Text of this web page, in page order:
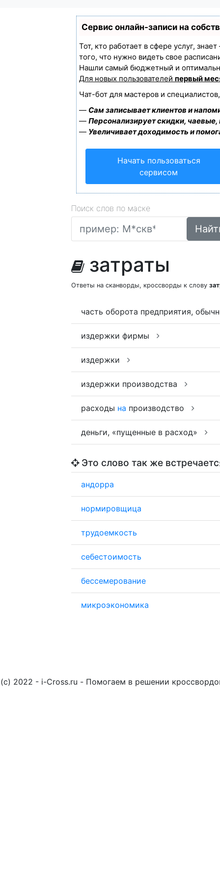
Сервис онлайн-записи на
Тот, кто работает в сфере услуг,
того, что нужно видеть свое
Нашли самый бюджетный и
Для новых пользователей первый
Чат-бот для мастеров и
— Сам записывает клиентов и
— Персонализирует скидки,
— Увеличивает доходимость и
Начать пользоваться
сервисом
Поиск слов по маске
затраты
Ответы на сканворды, кроссворды к слову
часть оборота предприятия,
издержки фирмы
издержки
издержки производства
расходы на производство
деньги, «пущенные в расход»
Это слово так же
андорра
нормировщица
трудоемкость
себестоимость
бессемерование
микроэкономика
(c) 2022 - i-Cross.ru - Помогаем в решении